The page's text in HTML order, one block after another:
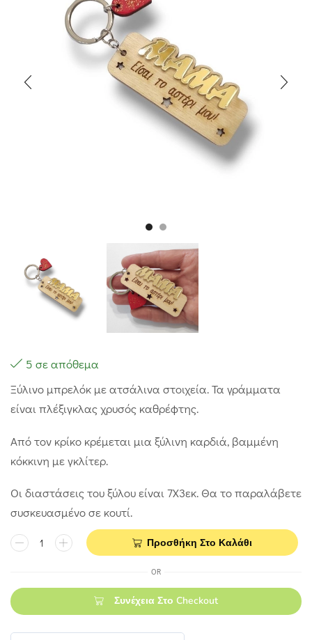
5 σε απόθεμα
Ξύλινο μπρελόκ με ατσάλινα στοιχεία. Τα γράμματα
είναι πλέξιγκλας χρυσός καθρέφτης.
Από τον κρίκο κρέμεται μια ξύλινη καρδιά, βαμμένη
κόκκινη με γκλίτερ.
Οι διαστάσεις του ξύλου είναι 7Χ3εκ. Θα το παραλάβετε
συσκευασμένο σε κουτί.
Προσθήκη Στο Καλάθι
OR
Συνέχεια Στο Checkout